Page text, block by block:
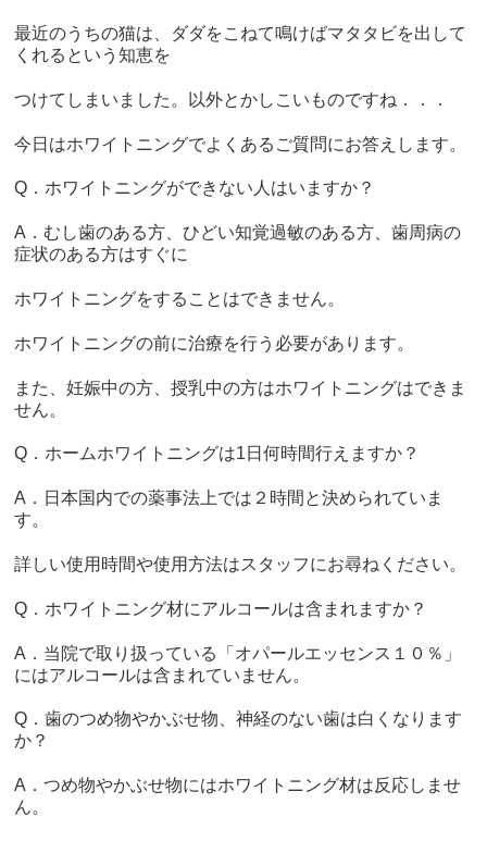
最近のうちの猫は、ダダをこねて鳴けばマタタビを出して
くれるという知恵を
つけてしまいました。以外とかしこいものですね．．．
今日はホワイトニングでよくあるご質問にお答えします。
Q．ホワイトニングができない人はいますか？
A．むし歯のある方、ひどい知覚過敏のある方、歯周病の
症状のある方はすぐに
ホワイトニングをすることはできません。
ホワイトニングの前に治療を行う必要があります。
また、妊娠中の方、授乳中の方はホワイトニングはできま
せん。
Q．ホームホワイトニングは1日何時間行えますか？
A．日本国内での薬事法上では２時間と決められていま
す。
詳しい使用時間や使用方法はスタッフにお尋ねください。
Q．ホワイトニング材にアルコールは含まれますか？
A．当院で取り扱っている「オパールエッセンス１０％」
にはアルコールは含まれていません。
Q．歯のつめ物やかぶせ物、神経のない歯は白くなります
か？
A．つめ物やかぶせ物にはホワイトニング材は反応しませ
ん。